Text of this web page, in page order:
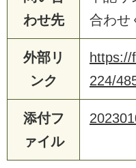
わせ先
合わせ
外部リ
ンク
https://
224/
添付フ
ァイル